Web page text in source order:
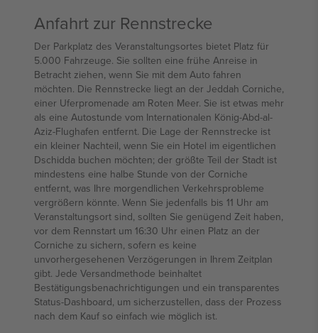
Anfahrt zur Rennstrecke
Der Parkplatz des Veranstaltungsortes bietet Platz für
5.000 Fahrzeuge. Sie sollten eine frühe Anreise in
Betracht ziehen, wenn Sie mit dem Auto fahren
möchten. Die Rennstrecke liegt an der Jeddah Corniche,
einer Uferpromenade am Roten Meer. Sie ist etwas mehr
als eine Autostunde vom Internationalen König-Abd-al-
Aziz-Flughafen entfernt. Die Lage der Rennstrecke ist
ein kleiner Nachteil, wenn Sie ein Hotel im eigentlichen
Dschidda buchen möchten; der größte Teil der Stadt ist
mindestens eine halbe Stunde von der Corniche
entfernt, was Ihre morgendlichen Verkehrsprobleme
vergrößern könnte. Wenn Sie jedenfalls bis 11 Uhr am
Veranstaltungsort sind, sollten Sie genügend Zeit haben,
vor dem Rennstart um 16:30 Uhr einen Platz an der
Corniche zu sichern, sofern es keine
unvorhergesehenen Verzögerungen in Ihrem Zeitplan
gibt. Jede Versandmethode beinhaltet
Bestätigungsbenachrichtigungen und ein transparentes
Status-Dashboard, um sicherzustellen, dass der Prozess
nach dem Kauf so einfach wie möglich ist.